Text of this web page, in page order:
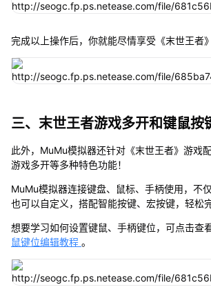
完成以上操作后，你就能尽情享受《末世王者
三、末世王者游戏多开和键鼠按
此外，MuMu模拟器还针对《末世王者》游戏
游戏多开等多种特色功能！
MuMu模拟器连接键盘、鼠标、手柄使用，不
也可以自定义，搭配智能按键、宏按键，轻松
想要学习如何设置键鼠、手柄键位，可点击查
鼠键位编辑教程 。